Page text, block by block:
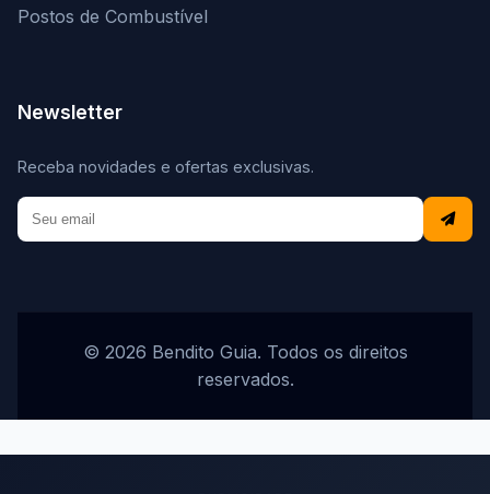
Postos de Combustível
Newsletter
Receba novidades e ofertas exclusivas.
© 2026 Bendito Guia. Todos os direitos
reservados.